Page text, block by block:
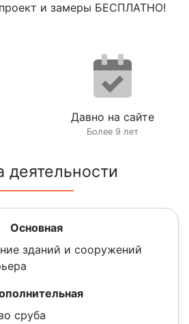
и замеры БЕСПЛАТНО!
Давно на сайте
Более 9 лет
деятельности
Основная
зданий и сооружений
сруба